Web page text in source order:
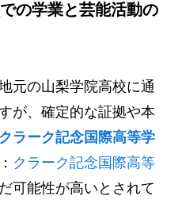
の学業と芸能活動の
元の山梨学院高校に通
が、確定的な証拠や本
クラーク記念国際高等学
クラーク記念国際高等
可能性が高いとされて